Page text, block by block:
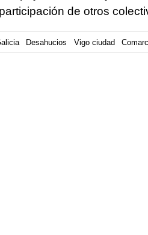
de otros
Desahucios Vigo ciudad